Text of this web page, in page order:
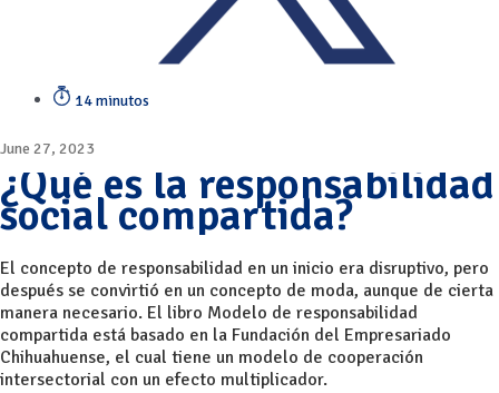
14 minutos
June 27, 2023
¿Qué es la responsabilidad
social compartida?
El concepto de responsabilidad en un inicio era disruptivo, pero
después se convirtió en un concepto de moda, aunque de cierta
manera necesario. El libro Modelo de responsabilidad
compartida está basado en la Fundación del Empresariado
Chihuahuense, el cual tiene un modelo de cooperación
intersectorial con un efecto multiplicador.